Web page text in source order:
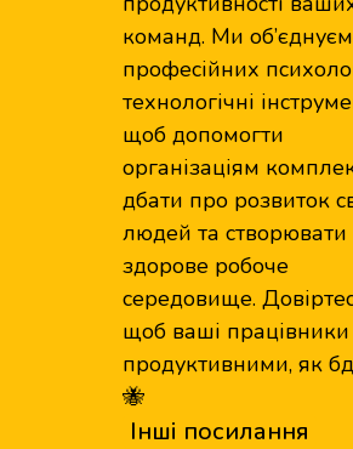
команд. Ми
професійних
технологічні
щоб допомогти
організаціям
дбати про розвиток
людей та створювати
здорове робоче
середовище.
щоб ваші працівники
продуктивними, як
🐝
Інші посилання